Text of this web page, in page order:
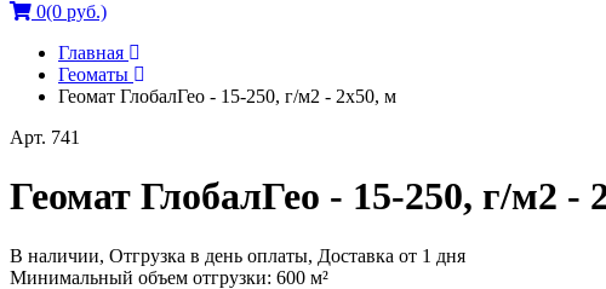
0(0 руб.)
Главная
Геоматы
Геомат ГлобалГео - 15-250, г/м2 - 2x50, м
Арт. 741
Геомат ГлобалГео - 15-250, г/м2 -
В наличии, Отгрузка в день оплаты, Доставка от 1 дня
Минимальный объем отгрузки: 600 м²